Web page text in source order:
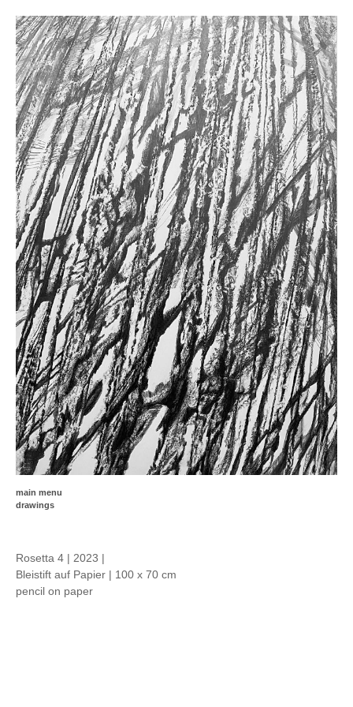
main menu
drawings
Rosetta 4 | 2023 |
Bleistift auf Papier | 100 x 70 cm
pencil on paper